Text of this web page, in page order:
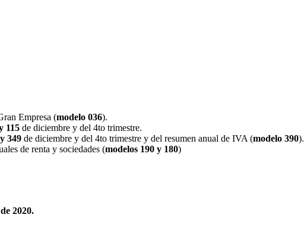
Empresa (modelo 036).
115 de diciembre y del 4to trimestre.
349 de diciembre y del 4to trimestre y del resumen anual de IVA (modelo 390).
de renta y sociedades (modelos 190 y 180)
2020.